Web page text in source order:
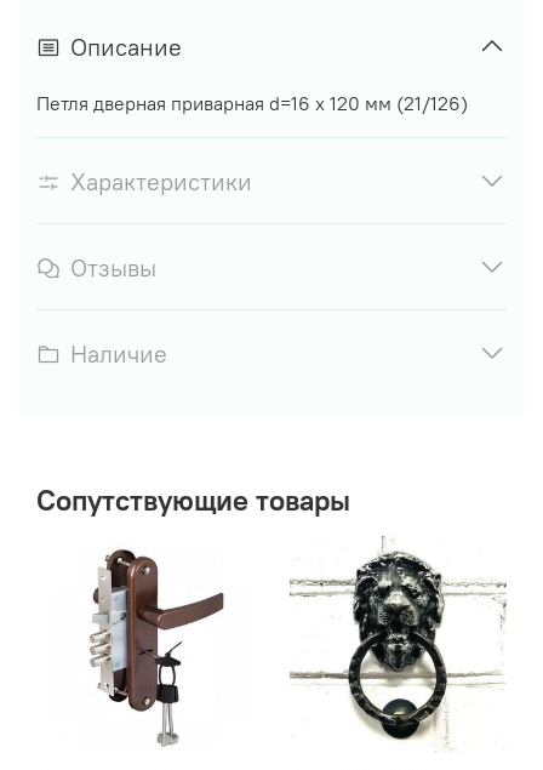
Описание
Петля дверная приварная d=16 х 120 мм (21/126)
Характеристики
Отзывы
Наличие
Сопутствующие товары